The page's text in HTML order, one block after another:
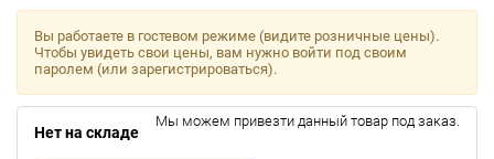
Вы работаете в гостевом режиме (видите розничные цены).
Чтобы увидеть свои цены, вам нужно войти под своим
паролем (или зарегистрироваться).
Нет на складе
Мы можем привезти данный товар под заказ.